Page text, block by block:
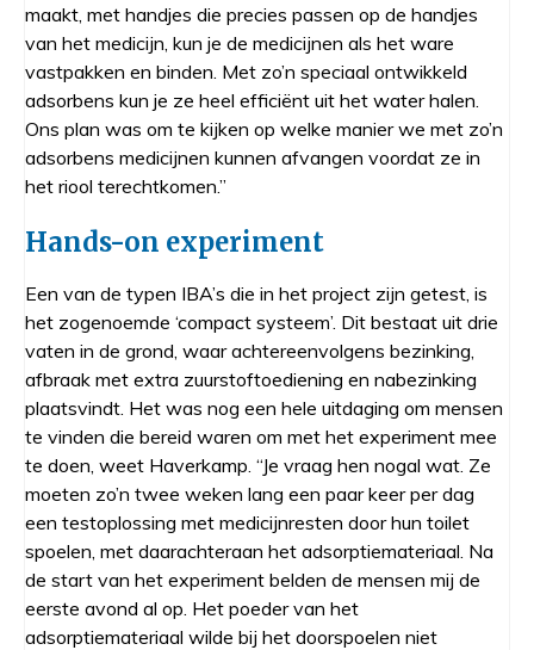
maakt, met handjes die precies passen op de handjes
van het medicijn, kun je de medicijnen als het ware
vastpakken en binden. Met zo’n speciaal ontwikkeld
adsorbens kun je ze heel efficiënt uit het water halen.
Ons plan was om te kijken op welke manier we met zo’n
adsorbens medicijnen kunnen afvangen voordat ze in
het riool terechtkomen.”
Hands-on experiment
Een van de typen IBA’s die in het project zijn getest, is
het zogenoemde ‘compact systeem’. Dit bestaat uit drie
vaten in de grond, waar achtereenvolgens bezinking,
afbraak met extra zuurstoftoediening en nabezinking
plaatsvindt. Het was nog een hele uitdaging om mensen
te vinden die bereid waren om met het experiment mee
te doen, weet Haverkamp. “Je vraag hen nogal wat. Ze
moeten zo’n twee weken lang een paar keer per dag
een testoplossing met medicijnresten door hun toilet
spoelen, met daarachteraan het adsorptiemateriaal. Na
de start van het experiment belden de mensen mij de
eerste avond al op. Het poeder van het
adsorptiemateriaal wilde bij het doorspoelen niet